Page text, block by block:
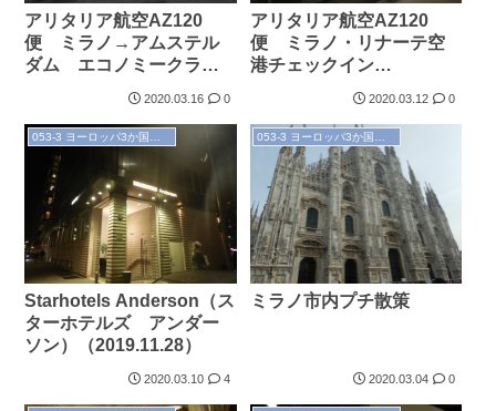
アリタリア航空AZ120
便 ミラノ→アムステル
ダム エコノミークラス
搭乗記（2019.11.29）
2020.03.16 0
アリタリア航空AZ120
便 ミラノ・リナーテ空
港チェックイン
（2019.11.29）
2020.03.12 0
Starhotels Anderson（ス
ターホテルズ アンダー
ソン）（2019.11.28）
2020.03.10 4
ミラノ市内プチ散策
2020.03.04 0